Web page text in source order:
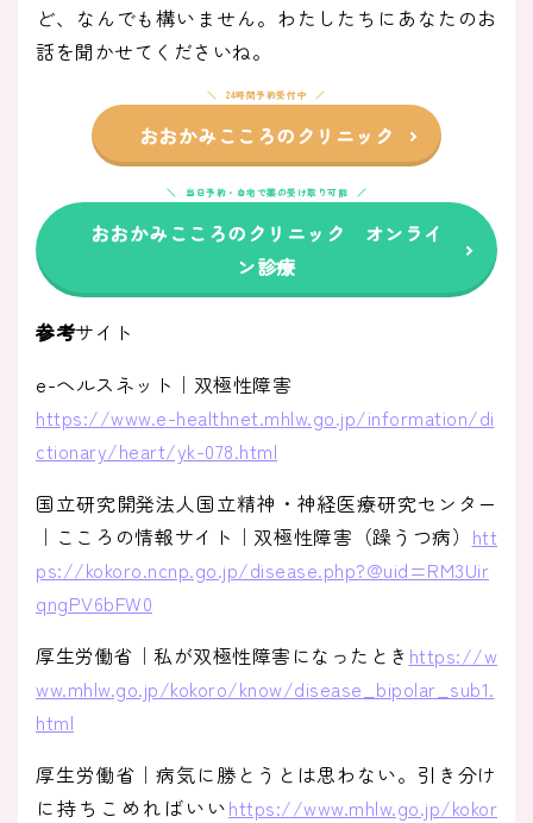
ど、なんでも構いません。わたしたちにあなたのお
話を聞かせてくださいね。
24時間予約受付中
おおかみこころのクリニック
当日予約・自宅で薬の受け取り可能
おおかみこころのクリニック オンライ
ン診療
参考サイト
e-ヘルスネット｜双極性障害
https://www.e-healthnet.mhlw.go.jp/information/di
ctionary/heart/yk-078.html
国立研究開発法人国立精神・神経医療研究センター
｜こころの情報サイト｜双極性障害（躁うつ病） htt
ps://kokoro.ncnp.go.jp/disease.php?@uid=RM3Uir
qngPV6bFW0
厚生労働省｜私が双極性障害になったとき https://w
ww.mhlw.go.jp/kokoro/know/disease_bipolar_sub1.
html
厚生労働省｜病気に勝とうとは思わない。引き分け
に持ちこめればいいhttps://www.mhlw.go.jp/kokor